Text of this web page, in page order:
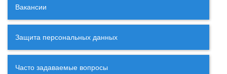
Вакансии
Защита персональных данных
Часто задаваемые вопросы